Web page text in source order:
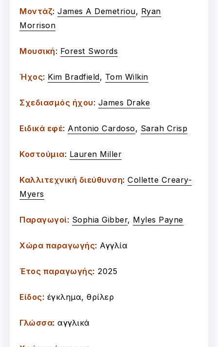
Μοντάζ: James A Demetriou, Ryan
Morrison
Μουσική: Forest Swords
Ήχος: Kim Bradfield, Tom Wilkin
Σχεδιασμός ήχου: James Drake
Ειδικά εφέ: Antonio Cardoso, Sarah Crisp
Κοστούμια: Lauren Miller
Καλλιτεχνική διεύθυνση: Collette Creary-
Myers
Παραγωγοί: Sophia Gibber, Myles Payne
Χώρα παραγωγής: Αγγλία
Έτος παραγωγής: 2025
Είδος: έγκλημα, θρίλερ
Γλώσσα: αγγλικά